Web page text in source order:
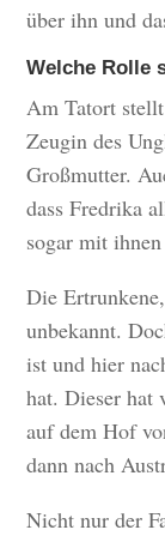
über ihn und
Welche Rolle
Am Tatort
Zeugin des
Großmutter.
dass Fredrika
sogar mit
Die
unbekannt.
ist und hier
hat. Dieser hat
auf dem Hof
dann nach
Nicht nur der